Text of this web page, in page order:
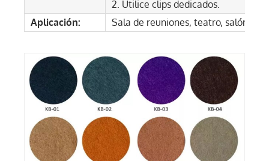
2. Utilice clips dedicados.
Aplicación:
Sala de reuniones, teatro, salón de